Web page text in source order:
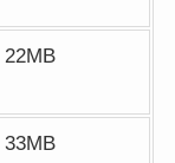
22MB
33MB